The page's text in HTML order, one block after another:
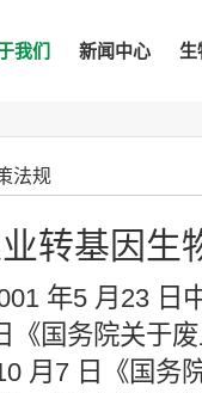
我们 新闻中心 生
法规
转基因生
年5 月23 日
《国务院关于
月7 日《国务